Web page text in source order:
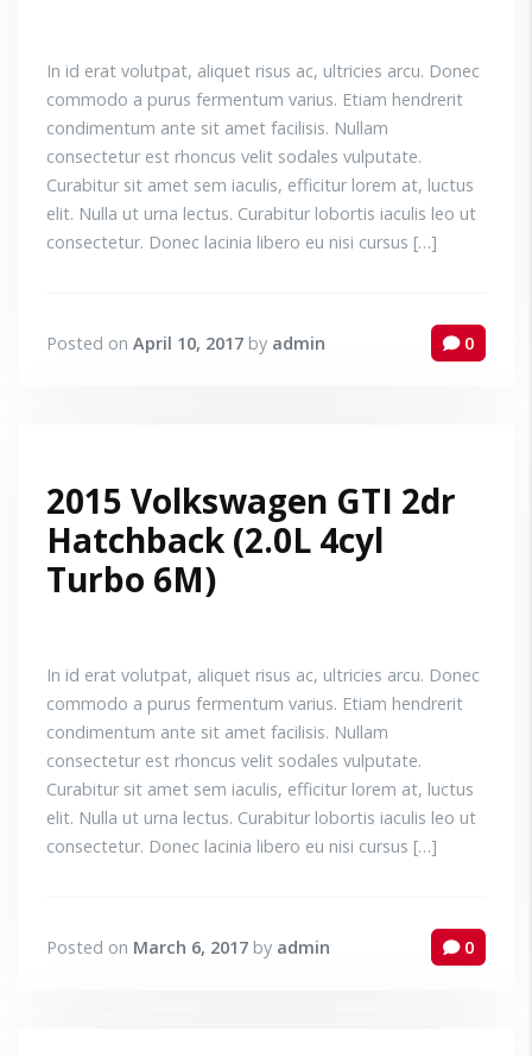
In id erat volutpat, aliquet risus ac, ultricies arcu. Donec
commodo a purus fermentum varius. Etiam hendrerit
condimentum ante sit amet facilisis. Nullam
consectetur est rhoncus velit sodales vulputate.
Curabitur sit amet sem iaculis, efficitur lorem at, luctus
elit. Nulla ut urna lectus. Curabitur lobortis iaculis leo ut
consectetur. Donec lacinia libero eu nisi cursus […]
Posted on April 10, 2017 by admin 0
2015 Volkswagen GTI 2dr
Hatchback (2.0L 4cyl
Turbo 6M)
In id erat volutpat, aliquet risus ac, ultricies arcu. Donec
commodo a purus fermentum varius. Etiam hendrerit
condimentum ante sit amet facilisis. Nullam
consectetur est rhoncus velit sodales vulputate.
Curabitur sit amet sem iaculis, efficitur lorem at, luctus
elit. Nulla ut urna lectus. Curabitur lobortis iaculis leo ut
consectetur. Donec lacinia libero eu nisi cursus […]
Posted on March 6, 2017 by admin 0